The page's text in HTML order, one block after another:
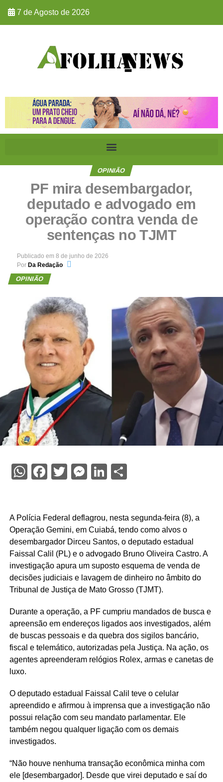
7 de Agosto de 2026
OPINIÃO
PF mira desembargador,
deputado e advogado em
operação contra venda de
sentenças no TJMT
Publicado em 8 de junho de 2026
Por Da Redação
OPINIÃO
WhatsApp
Facebook
TwitterMessenger
LinkedIn
A Polícia Federal deflagrou, nesta segunda-feira (8), a
Operação Gemini, em Cuiabá, tendo como alvos o
desembargador Dirceu Santos, o deputado estadual
Faissal Calil (PL) e o advogado Bruno Oliveira Castro. A
investigação apura um suposto esquema de venda de
decisões judiciais e lavagem de dinheiro no âmbito do
Tribunal de Justiça de Mato Grosso (TJMT).
Durante a operação, a PF cumpriu mandados de busca e
apreensão em endereços ligados aos investigados, além
de buscas pessoais e da quebra dos sigilos bancário,
fiscal e telemático, autorizadas pela Justiça. Na ação, os
agentes apreenderam relógios Rolex, armas e canetas de
luxo.
O deputado estadual Faissal Calil teve o celular
apreendido e afirmou à imprensa que a investigação não
possui relação com seu mandato parlamentar. Ele
também negou qualquer ligação com os demais
investigados.
“Não houve nenhuma transação econômica minha com
ele [desembargador]. Desde que virei deputado e saí do